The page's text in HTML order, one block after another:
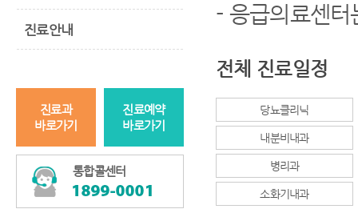
진료안내
진료과
바로가기
진료예약
바로가기
통합콜센터
- 응급의료센
전체 진료일정
당뇨클리닉
내분비내과
병리과
소화기내과